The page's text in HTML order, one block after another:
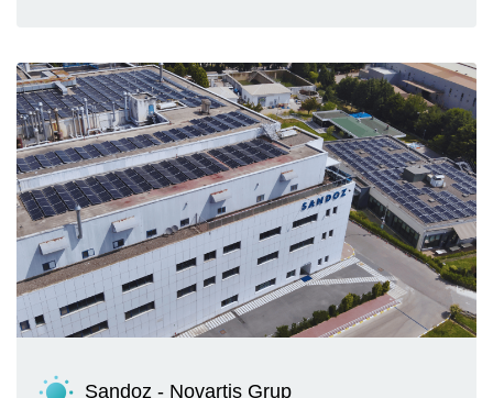
Sandoz - Novartis Grup